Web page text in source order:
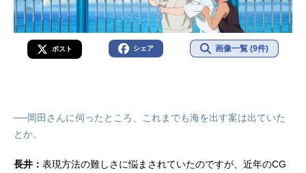
ポスト シェア 画像一覧 (9件)
──岡田さんに伺ったところ、これまでも海を出す案は出ていた
とか。
長井： 表現方法の難しさに悩まされていたのですが、近年のCG